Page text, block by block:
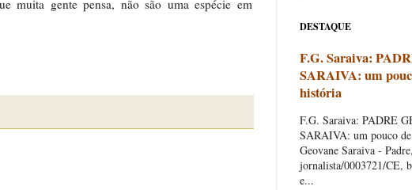
muita gente pensa, não são uma espécie em
DESTAQUE
F.G. Saraiva:
SARAIVA: um
história
F.G. Saraiva: PADRE
SARAIVA: um pouco
Geovane Saraiva - Padre,
jornalista/0003721/CE,
e...